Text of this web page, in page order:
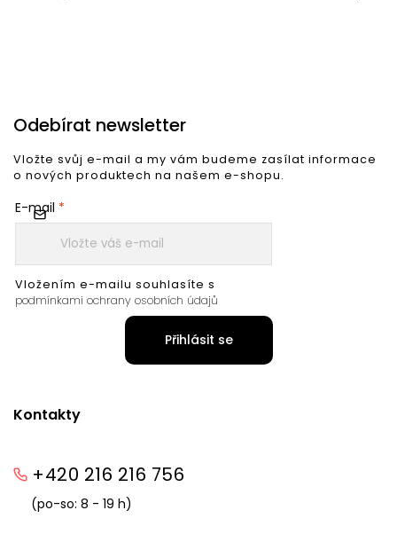
Kontakty
+420 216 216 756
(po-so: 8 - 19 h)
Odebírat newsletter
Vložte svůj e-mail a my vám budeme zasílat informace
o nových produktech na našem e-shopu.
E-mail
Vložením e-mailu souhlasíte s
podmínkami ochrany osobních údajů
Přihlásit se